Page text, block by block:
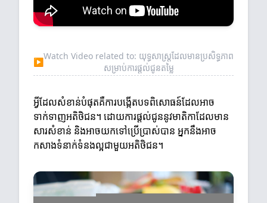
▶
Watch Video related to: យុទ្ធសាស្ត្រដែលមានប្រសិទ្ធភាព
សម្រាប់ការផ្តល់ជូនតម្លៃ
អ្វីដែលសំខាន់បំផុតគឺការបង្កើតបទពិសោធន៍ដែលអាច
ទាក់ទាញអតិថិជន។ ដោយការផ្តល់ជូននូវមាតិកាដែលមាន
សារសំខាន់ និងអាចយកទៅប្រើប្រាស់បាន អ្នកនឹងអាច
កសាងទំនាក់ទំនងល្អជាមួយអតិថិជន។